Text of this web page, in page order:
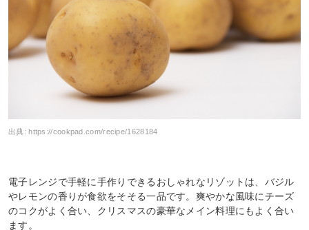
出典:https://cookpad.com/recipe/1628184
電子レンジで手軽に手作りできるおしゃれなリゾットは、バジル
やレモンの香りが食欲をそそる一品です。爽やかな風味にチーズ
のコクがよく合い、クリスマスの豪華なメイン料理にもよく合い
ます。